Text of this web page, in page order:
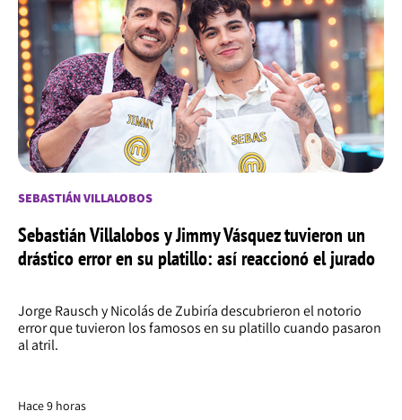
SEBASTIÁN VILLALOBOS
Sebastián Villalobos y Jimmy Vásquez tuvieron un
drástico error en su platillo: así reaccionó el jurado
Jorge Rausch y Nicolás de Zubiría descubrieron el notorio
error que tuvieron los famosos en su platillo cuando pasaron
al atril.
Hace 9 horas